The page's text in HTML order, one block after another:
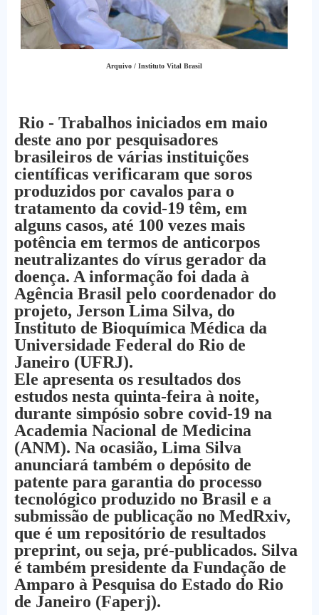
Arquivo / Instituto Vital Brasil
Rio - Trabalhos iniciados em maio
deste ano por pesquisadores
brasileiros de várias instituições
científicas verificaram que soros
produzidos por cavalos para o
tratamento da covid-19 têm, em
alguns casos, até 100 vezes mais
potência em termos de anticorpos
neutralizantes do vírus gerador da
doença. A informação foi dada à
Agência Brasil pelo coordenador do
projeto, Jerson Lima Silva, do
Instituto de Bioquímica Médica da
Universidade Federal do Rio de
Janeiro (UFRJ).
Ele apresenta os resultados dos
estudos nesta quinta-feira à noite,
durante simpósio sobre covid-19 na
Academia Nacional de Medicina
(ANM). Na ocasião, Lima Silva
anunciará também o depósito de
patente para garantia do processo
tecnológico produzido no Brasil e a
submissão de publicação no MedRxiv,
que é um repositório de resultados
preprint, ou seja, pré-publicados. Silva
é também presidente da Fundação de
Amparo à Pesquisa do Estado do Rio
de Janeiro (Faperj).